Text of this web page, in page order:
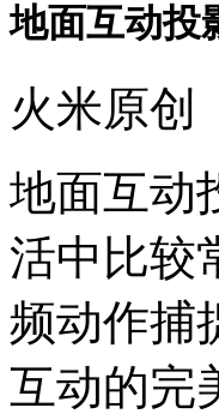
地面互动投
火米原创
地面互动
活中比较
频动作捕
互动的完